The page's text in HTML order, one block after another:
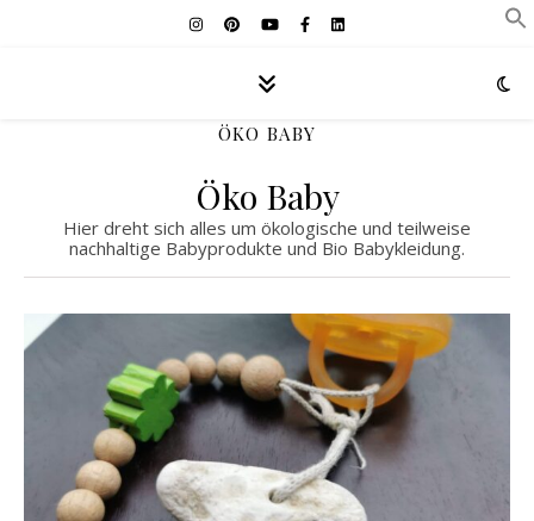
ÖKO BABY
Öko Baby
Hier dreht sich alles um ökologische und teilweise
nachhaltige Babyprodukte und Bio Babykleidung.